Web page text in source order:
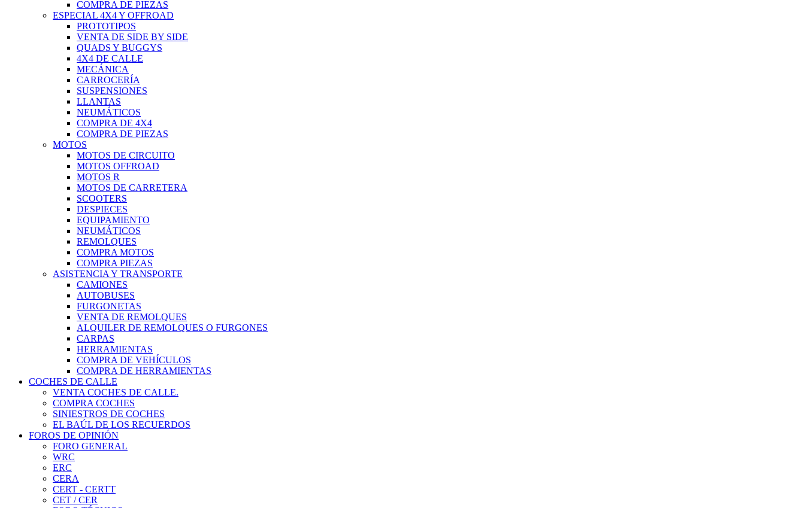
COMPRA DE PIEZAS
ESPECIAL 4X4 Y OFFROAD
PROTOTIPOS
VENTA DE SIDE BY SIDE
QUADS Y BUGGYS
4X4 DE CALLE
MECÁNICA
CARROCERÍA
SUSPENSIONES
LLANTAS
NEUMÁTICOS
COMPRA DE 4X4
COMPRA DE PIEZAS
MOTOS
MOTOS DE CIRCUITO
MOTOS OFFROAD
MOTOS R
MOTOS DE CARRETERA
SCOOTERS
DESPIECES
EQUIPAMIENTO
NEUMÁTICOS
REMOLQUES
COMPRA MOTOS
COMPRA PIEZAS
ASISTENCIA Y TRANSPORTE
CAMIONES
AUTOBUSES
FURGONETAS
VENTA DE REMOLQUES
ALQUILER DE REMOLQUES O FURGONES
CARPAS
HERRAMIENTAS
COMPRA DE VEHÍCULOS
COMPRA DE HERRAMIENTAS
COCHES DE CALLE
VENTA COCHES DE CALLE.
COMPRA COCHES
SINIESTROS DE COCHES
EL BAÚL DE LOS RECUERDOS
FOROS DE OPINIÓN
FORO GENERAL
WRC
ERC
CERA
CERT - CERTT
CET / CER